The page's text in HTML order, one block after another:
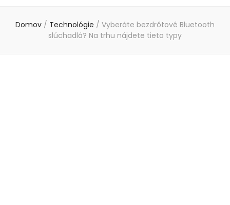
Domov / Technológie / Vyberáte bezdrôtové Bluetooth
slúchadlá? Na trhu nájdete tieto typy